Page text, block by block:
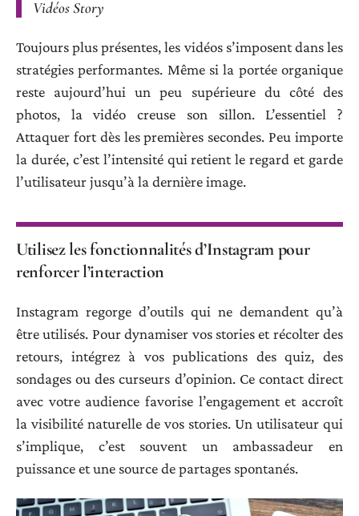
Vidéos Story
Toujours plus présentes, les vidéos s’imposent dans les
stratégies performantes. Même si la portée organique
reste aujourd’hui un peu supérieure du côté des
photos, la vidéo creuse son sillon. L’essentiel ?
Attaquer fort dès les premières secondes. Peu importe
la durée, c’est l’intensité qui retient le regard et garde
l’utilisateur jusqu’à la dernière image.
Utilisez les fonctionnalités d’Instagram pour
renforcer l’interaction
Instagram regorge d’outils qui ne demandent qu’à
être utilisés. Pour dynamiser vos stories et récolter des
retours, intégrez à vos publications des quiz, des
sondages ou des curseurs d’opinion. Ce contact direct
avec votre audience favorise l’engagement et accroît
la visibilité naturelle de vos stories. Un utilisateur qui
s’implique, c’est souvent un ambassadeur en
puissance et une source de partages spontanés.